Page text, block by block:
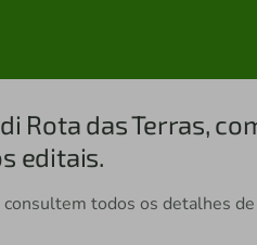
Rota das Terras,
editais.
todos os detalhes